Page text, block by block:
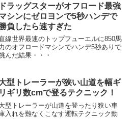
ドラッグスターがオフロード最強
シンにゼロヨンで5秒ハンデで
負したら速すぎた
線世界最速のトップフューエルに850馬
のオフロードマシンでハンデ5秒ありで
んだ結果・・・
型トレーラーが狭い山道を幅ギ
リギリ数cmで登るテクニック！
型トレーラーが山道を登ったり狭い車
入れを難なくこなす運転テクニック動